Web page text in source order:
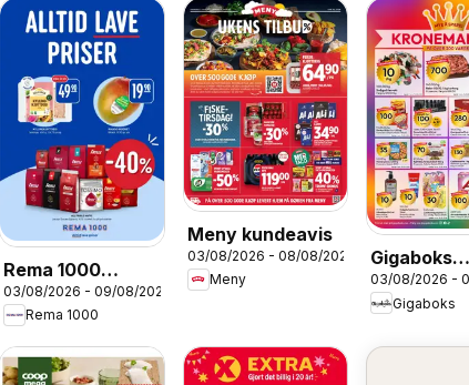
Rema 1000
kundeavis
03/08/2026 - 09/08/2026
Rema 1000
Meny kundeavis
03/08/2026 - 08/08/2026
Meny
Gigaboks
kundeavis
03/08/2026 -
Gigaboks